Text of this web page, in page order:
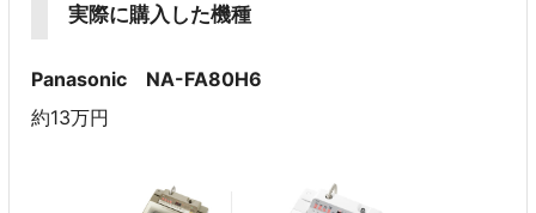
実際に購入した機種
Panasonic NA-FA80H6
約13万円